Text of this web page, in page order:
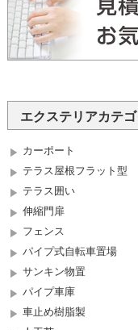
エクステリアカテ
カーポート
テラス屋根フラット型
テラス囲い
伸縮門扉
フェンス
パイプ式自転車置場
サンキン物置
パイプ車庫
車止め樹脂製